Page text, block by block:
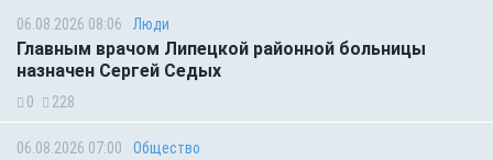
06.08.2026 08:06 Люди
Главным врачом Липецкой районной больницы
назначен Сергей Седых
0 228
06.08.2026 07:00 Общество